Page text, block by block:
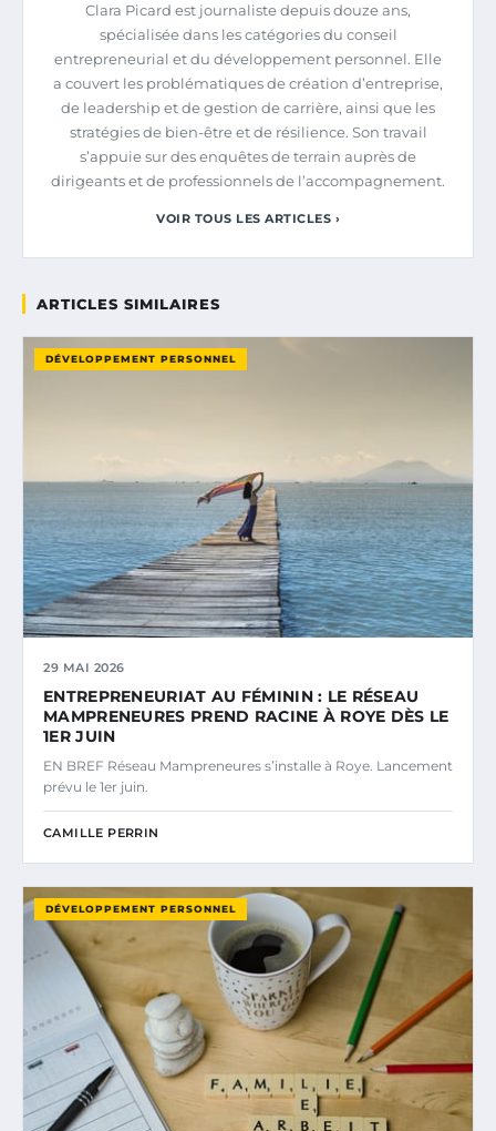
Clara Picard est journaliste depuis douze ans,
spécialisée dans les catégories du conseil
entrepreneurial et du développement personnel. Elle
a couvert les problématiques de création d’entreprise,
de leadership et de gestion de carrière, ainsi que les
stratégies de bien-être et de résilience. Son travail
s’appuie sur des enquêtes de terrain auprès de
dirigeants et de professionnels de l’accompagnement.
VOIR TOUS LES ARTICLES ›
ARTICLES SIMILAIRES
DÉVELOPPEMENT PERSONNEL
29 MAI 2026
ENTREPRENEURIAT AU FÉMININ : LE RÉSEAU
MAMPRENEURES PREND RACINE À ROYE DÈS LE
1ER JUIN
EN BREF Réseau Mampreneures s’installe à Roye. Lancement
prévu le 1er juin.
CAMILLE PERRIN
DÉVELOPPEMENT PERSONNEL